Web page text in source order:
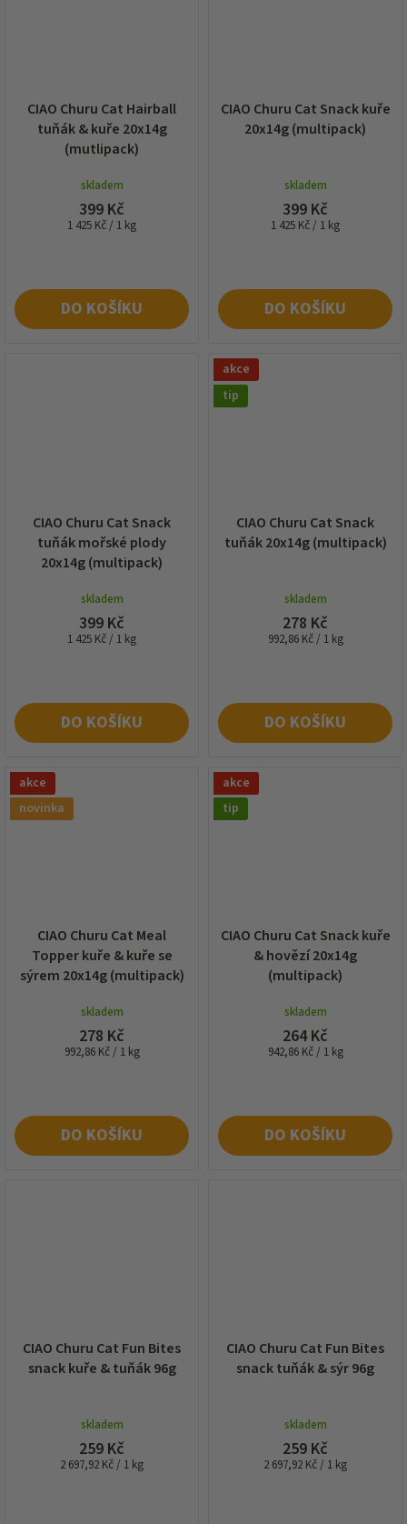
CIAO Churu Cat Hairball
tuňák & kuře 20x14g
(mutlipack)
skladem
399 Kč
Měrná
1 425 Kč / 1 kg
DO KOŠÍKU
CIAO Churu Cat Snack kuře
20x14g (multipack)
skladem
399 Kč
Měrná
1 425 Kč / 1 kg
DO KOŠÍKU
CIAO Churu Cat Snack
tuňák mořské plody
20x14g (multipack)
skladem
399 Kč
Měrná
1 425 Kč / 1 kg
DO KOŠÍKU
akce
tip
CIAO Churu Cat Snack
tuňák 20x14g (multipack)
skladem
278 Kč
Měrná
992,86 Kč / 1 kg
DO KOŠÍKU
akce
novinka
CIAO Churu Cat Meal
Topper kuře & kuře se
sýrem 20x14g (multipack)
skladem
278 Kč
Měrná
992,86 Kč / 1 kg
DO KOŠÍKU
akce
tip
CIAO Churu Cat Snack kuře
& hovězí 20x14g
(multipack)
skladem
264 Kč
Měrná
942,86 Kč / 1 kg
DO KOŠÍKU
CIAO Churu Cat Fun Bites
snack kuře & tuňák 96g
skladem
259 Kč
Měrná
2 697,92 Kč / 1 kg
CIAO Churu Cat Fun Bites
snack tuňák & sýr 96g
skladem
259 Kč
Měrná
2 697,92 Kč / 1 kg